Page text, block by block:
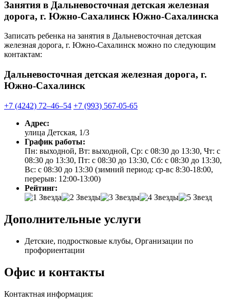
Занятия в Дальневосточная детская железная
дорога, г. Южно-Сахалинск Южно-Сахалинска
Записать ребенка на занятия в Дальневосточная детская
железная дорога, г. Южно-Сахалинск можно по следующим
контактам:
Дальневосточная детская железная дорога, г.
Южно-Сахалинск
+7 (4242) 72‒46‒54 +7 (993) 567-05-65
Адрес:
улица Детская, 1/3
График работы:
Пн: выходной, Вт: выходной, Ср: с 08:30 до 13:30, Чт: с
08:30 до 13:30, Пт: с 08:30 до 13:30, Сб: с 08:30 до 13:30,
Вс: с 08:30 до 13:30 (зимний период: ср-вс 8:30-18:00,
перерыв: 12:00-13:00)
Рейтинг:
Дополнительные услуги
Детские, подростковые клубы, Организации по
профориентации
Офис и контакты
Контактная информация: